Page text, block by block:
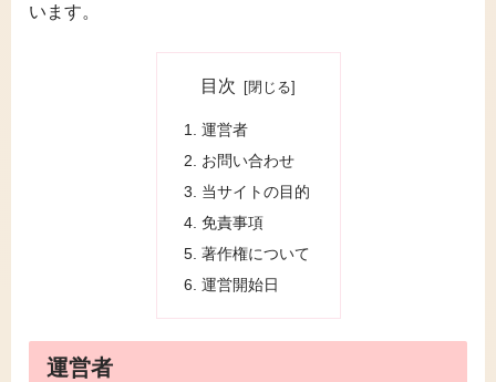
います。
目次
運営者
お問い合わせ
当サイトの目的
免責事項
著作権について
運営開始日
運営者